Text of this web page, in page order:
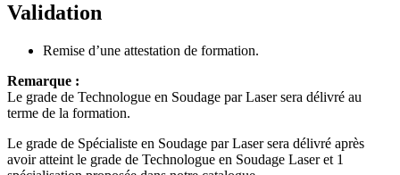
Validation
Remise d’une attestation de formation.
Remarque :
Le grade de Technologue en Soudage par Laser sera délivré au
terme de la formation.
Le grade de Spécialiste en Soudage par Laser sera délivré après
avoir atteint le grade de Technologue en Soudage Laser et 1